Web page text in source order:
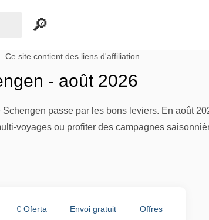
Ce site contient des liens d'affiliation.
- août 2026
passe par les bons leviers. En août
voyages ou profiter des campagnes
€ Oferta Envoi gratuit Offres